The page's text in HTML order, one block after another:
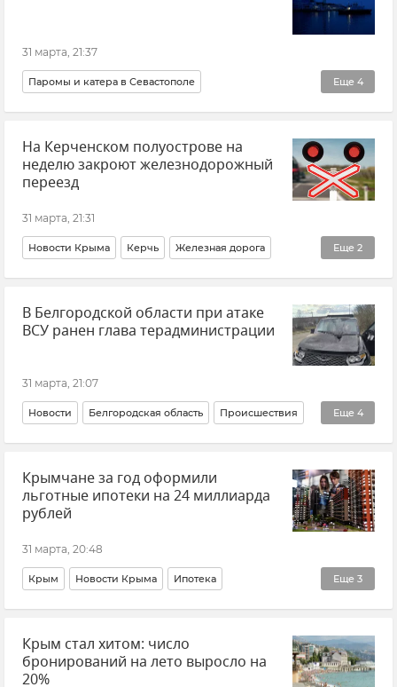
31 марта, 21:37
Еще 4
Паромы и катера в Севастополе
Морской транспорт
Департамент транспорта Севастополя
Новости Севастополя
На Керченском полуострове на
неделю закроют железнодорожный
переезд
31 марта, 21:31
Еще 2
Новости Крыма Керчь Железная дорога
Поезд Ограничение движения
В Белгородской области при атаке
ВСУ ранен глава терадминистрации
31 марта, 21:07
Еще 4
Новости Белгородская область Происшествия
Вячеслав Гладков Беспилотник (БПЛА, дрон)
ВСУ (Вооруженные силы Украины)
Крымчане за год оформили
льготные ипотеки на 24 миллиарда
рублей
31 марта, 20:48
Еще 3
Крым Новости Крыма Ипотека
Министерство строительства и архитектуры Крыма (Минстрой РК)
Никита Тарасов Жилье в Крыму
Крым стал хитом: число
бронирований на лето выросло на
20%